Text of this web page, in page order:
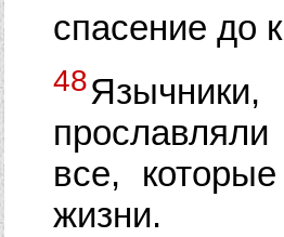
спасение до
48
все,
жизни.